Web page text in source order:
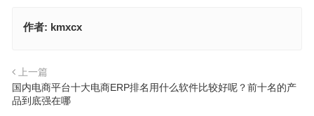
作者: kmxcx
上一篇
国内电商平台十大电商ERP排名用什么软件比较好呢？前十名的产
品到底强在哪